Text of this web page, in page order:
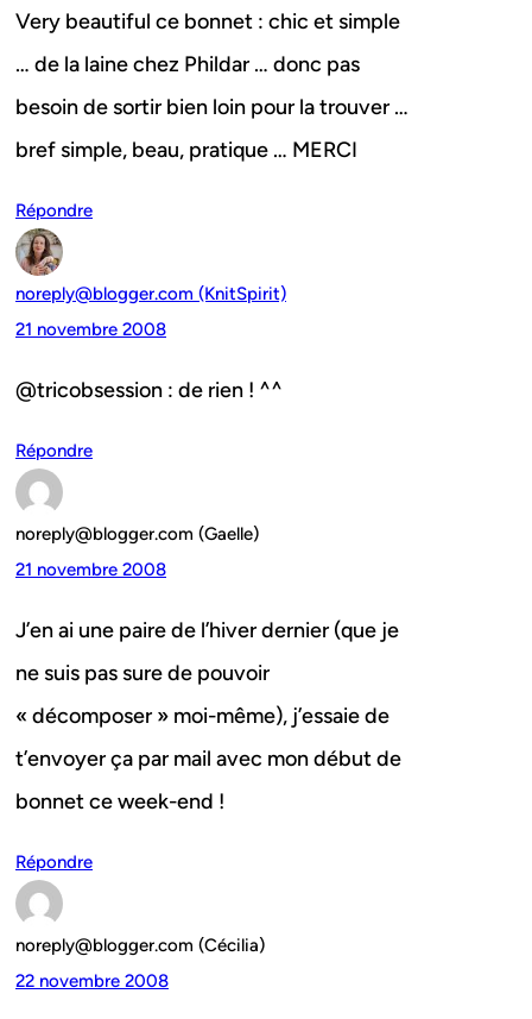
Very beautiful ce bonnet : chic et simple
… de la laine chez Phildar … donc pas
besoin de sortir bien loin pour la trouver …
bref simple, beau, pratique … MERCI
Répondre
noreply@blogger.com (KnitSpirit)
21 novembre 2008
@tricobsession : de rien ! ^^
Répondre
noreply@blogger.com (Gaelle)
21 novembre 2008
J’en ai une paire de l’hiver dernier (que je
ne suis pas sure de pouvoir
« décomposer » moi-même), j’essaie de
t’envoyer ça par mail avec mon début de
bonnet ce week-end !
Répondre
noreply@blogger.com (Cécilia)
22 novembre 2008